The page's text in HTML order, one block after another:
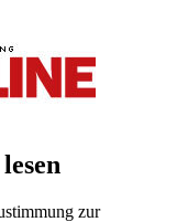
zur